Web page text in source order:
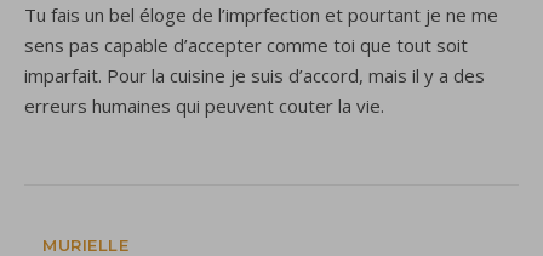
Tu fais un bel éloge de l’imprfection et pourtant je ne me
sens pas capable d’accepter comme toi que tout soit
imparfait. Pour la cuisine je suis d’accord, mais il y a des
erreurs humaines qui peuvent couter la vie.
MURIELLE